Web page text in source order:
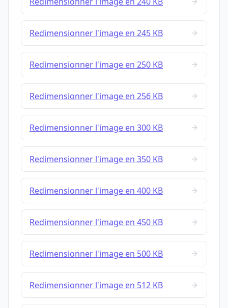
Redimensionner l'image en 245 KB
Redimensionner l'image en 250 KB
Redimensionner l'image en 256 KB
Redimensionner l'image en 300 KB
Redimensionner l'image en 350 KB
Redimensionner l'image en 400 KB
Redimensionner l'image en 450 KB
Redimensionner l'image en 500 KB
Redimensionner l'image en 512 KB